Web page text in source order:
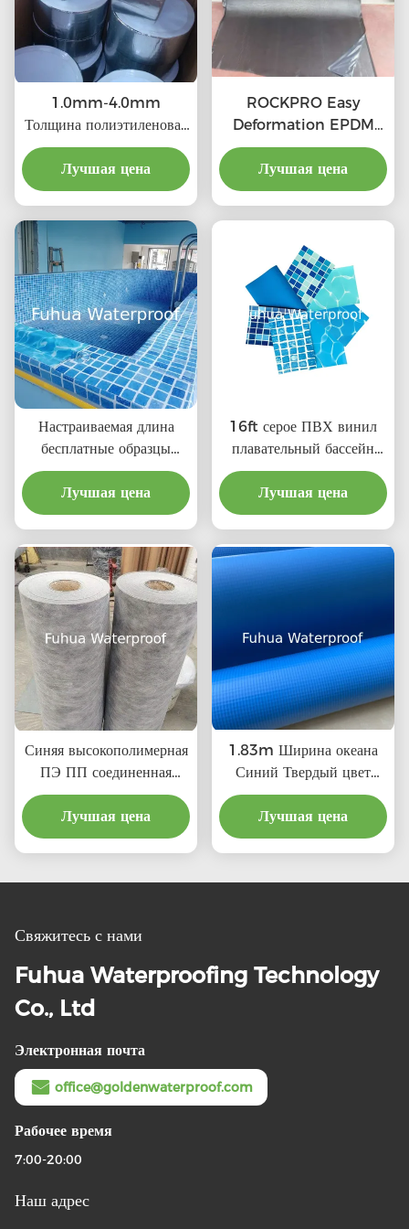
1.0mm-4.0mm
Толщина полиэтиленовая
бутиловая лента для
прочного и гибкого
сцепления Длина от 5 м
Лучшая цена
ROCKPRO Easy
Deformation EPDM
резиновая
гидроизоляционная
мембрана с
CE/ISO9001/ISO14001
Лучшая цена
Настраиваемая длина
бесплатные образцы
бассейн фитинга замена
для бассейнов Emaux
бассейн аксессуары и
Лучшая цена
16ft серое ПВХ винил
плавательный бассейн
облицовки пруд материал
линейки для B2B
покупок
Лучшая цена
Синяя высокополимерная
ПЭ ПП соединенная
водонепроницаемая
мембрана для крыши
стены ванной комнаты
традиционном стиле
Лучшая цена
1.83m Ширина океана
Синий Твердый цвет
Плавательный бассейн
Фойл ПВХ Виниловый
бассейн Линеры для
Лучшая цена
Свяжитесь с нами
Fuhua Waterproofing Technology
Co., Ltd
Электронная почта
office@goldenwaterproof.com
Рабочее время
7:00-20:00
Наш адрес